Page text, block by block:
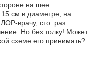
на шее
см в диаметре, на
врачу, сто раз
Но без толку! Может
схеме его принимать?